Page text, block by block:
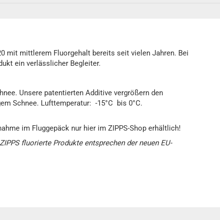
mit mittlerem Fluorgehalt bereits seit vielen Jahren. Bei
ein verlässlicher Begleiter.
Unsere patentierten Additive vergrößern den
Schnee. Lufttemperatur: -15°C bis 0°C.
im Fluggepäck nur hier im ZIPPS-Shop erhältlich!
fluorierte Produkte entsprechen der neuen EU-